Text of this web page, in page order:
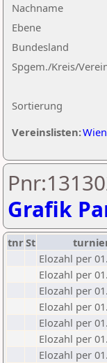
Nachname
Ebene
Sortierung
Bundesland
Spgem./Kreis/
Vereinslisten:Wien
Grafik
tnrSt
Elozahl per
Elozahl per
Elozahl per
Elozahl per
Elozahl per
Elozahl per
Elozahl per